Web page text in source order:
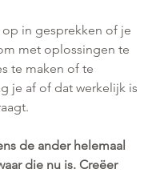
op in gesprekken of je
met oplossingen te
te maken of te
je af of dat werkelijk is
de ander helemaal
die nu is. Creëer